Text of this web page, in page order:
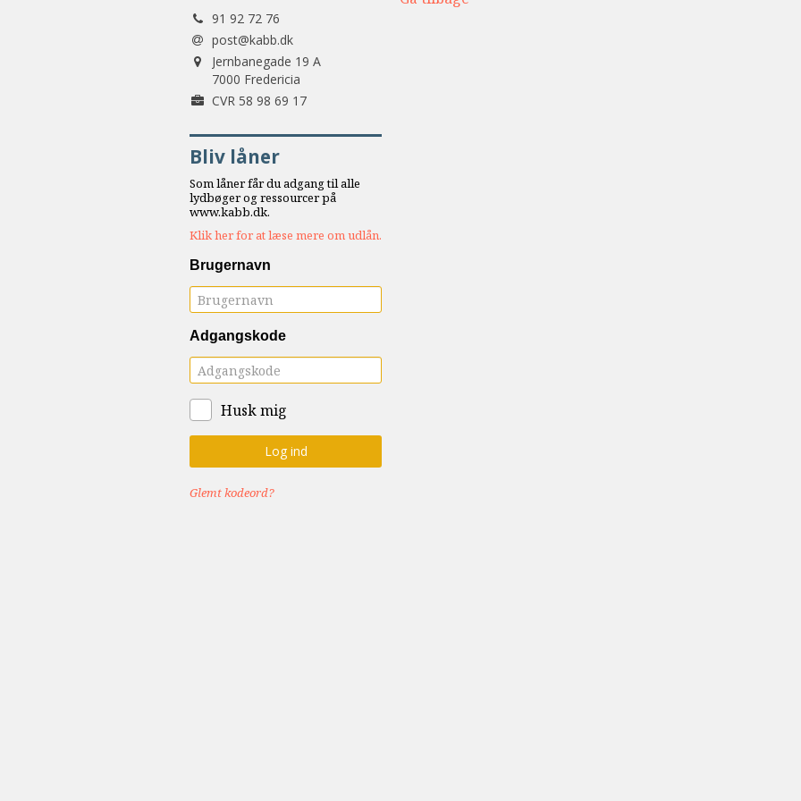
Tlf.:
91 92 72 76
post@kabb.dk
Adresse:
Jernbanegade 19 A
7000 Fredericia
Forretningsnummer:
CVR 58 98 69 17
Bliv låner
Som låner får du adgang til alle
lydbøger og ressourcer på
www.kabb.dk.
Klik her for at læse mere om udlån.
Brugernavn
Adgangskode
Husk mig
Glemt kodeord?